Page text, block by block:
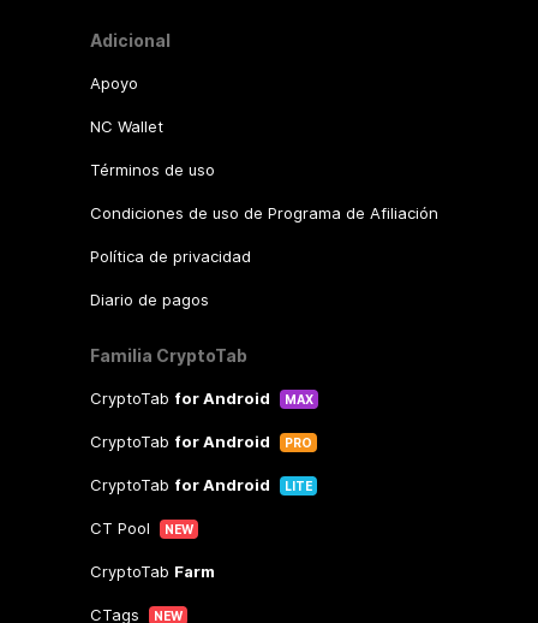
Adicional
Apoyo
NC Wallet
Términos de uso
Condiciones de uso de Programa de Afiliación
Política de privacidad
Diario de pagos
Familia CryptoTab
CryptoTab for Android MAX
CryptoTab for Android PRO
CryptoTab for Android LITE
CT Pool NEW
CryptoTab Farm
CTags NEW